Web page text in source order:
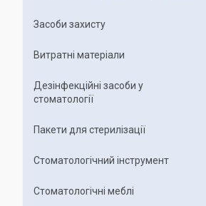
Засоби захисту
Витратні матеріали
Дезінфекційні засоби у
стоматології
Пакети для стерилізації
Стоматологічний інструмент
Стоматологічні меблі